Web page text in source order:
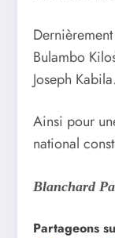
Bulambo
Joseph Kabila.
Ainsi pour
national
Blanchard
Partageons